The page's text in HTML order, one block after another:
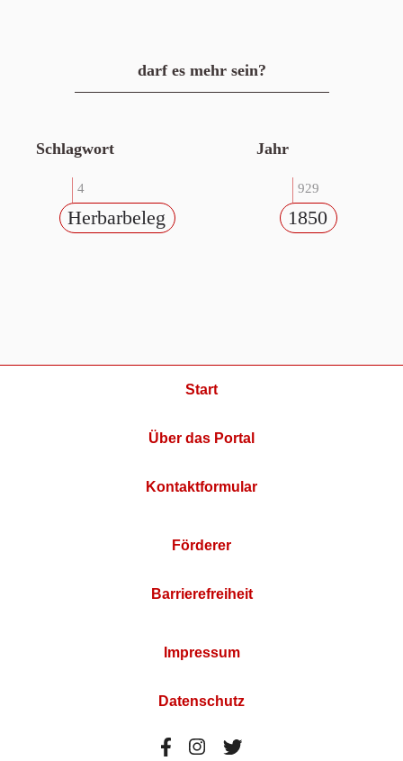
darf es mehr sein?
Schlagwort
4
Herbarbeleg
Jahr
929
1850
Start
Über das Portal
Kontaktformular
Förderer
Barrierefreiheit
Impressum
Datenschutz